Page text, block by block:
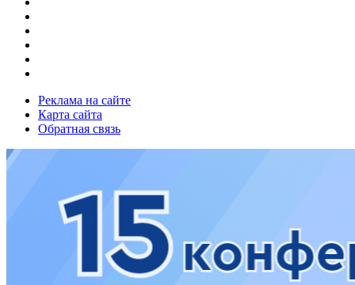
Реклама на сайте
Карта сайта
Обратная связь